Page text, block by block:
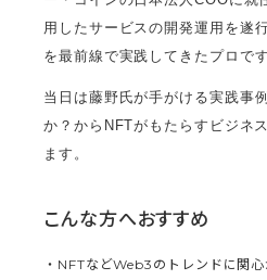
用したサービスの開発運用を遂
を最前線で実践してきたプロです
当日は藤野氏が手がける実践事
か？からNFTがもたらすビジネ
ます。
こんな方へおすすめ
・NFTなどWeb3のトレンドに関